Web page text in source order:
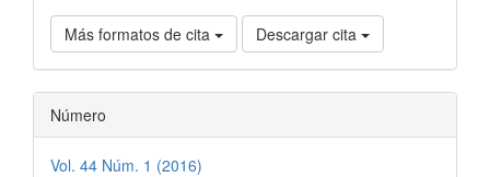
Más formatos de cita Descargar cita
Número
Vol. 44 Núm. 1 (2016)